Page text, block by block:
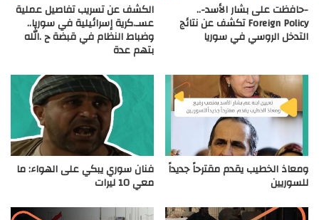
-حافظت على بشار الأسد-..
Foreign Policy تكشف عن نتائج
التدخل الروسي في سوريا
الكشف عن تسريب تفاصيل عملية
عسـ.كرية إسرائيلية في سوريا..
وضباط النظام في قبضة ح .الله
بتهم عدة
ومعاذ الخطيب يقدم مقترحاً جديداً
للسوريين
فنان سوري يبكي على الهواء: ما
معي 10 ليرات